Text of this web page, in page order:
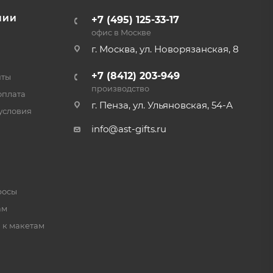
Символ года
Елочные игрушки
Корпоративные подарки на
Новый Год
Еще +6
макетам
+7 (495) 125-33-17
офис в Москве
г. Москва, ул. Новорязанская, 8
+7 (8412) 203-949
производство
г. Пенза, ул. Ульяновская, 54-А
info@ast-gifts.ru